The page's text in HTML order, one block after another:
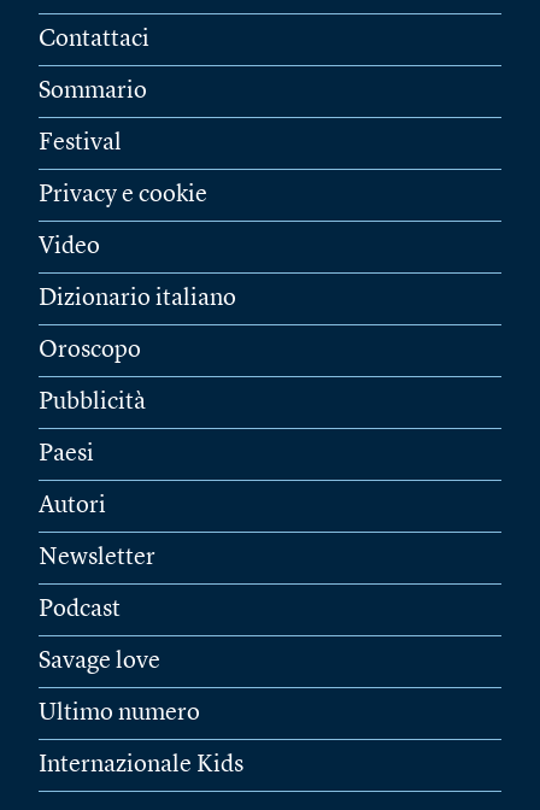
Contattaci
Sommario
Festival
Privacy e cookie
Video
Dizionario italiano
Oroscopo
Pubblicità
Paesi
Autori
Newsletter
Podcast
Savage love
Ultimo numero
Internazionale Kids